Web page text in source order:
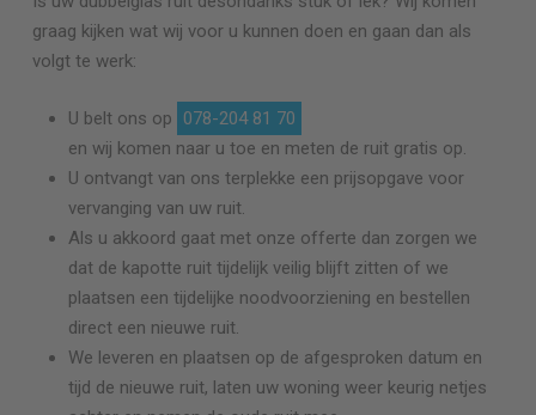
graag kijken wat wij voor u kunnen doen en gaan dan als
volgt te werk:
U belt ons op
078-204 81 70
en wij komen naar u toe en meten de ruit gratis op.
U ontvangt van ons terplekke een prijsopgave voor
vervanging van uw ruit.
Als u akkoord gaat met onze offerte dan zorgen we
dat de kapotte ruit tijdelijk veilig blijft zitten of we
plaatsen een tijdelijke noodvoorziening en bestellen
direct een nieuwe ruit.
We leveren en plaatsen op de afgesproken datum en
tijd de nieuwe ruit, laten uw woning weer keurig netjes